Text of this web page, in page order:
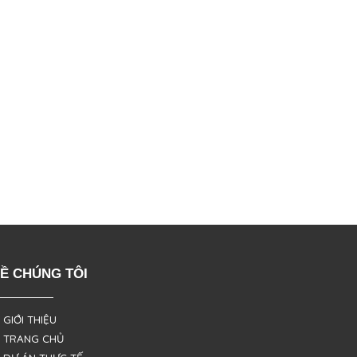
CHÚNG TÔI
THIỆU
CHỦ